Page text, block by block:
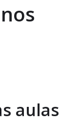
aulas